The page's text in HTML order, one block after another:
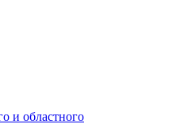
и областного